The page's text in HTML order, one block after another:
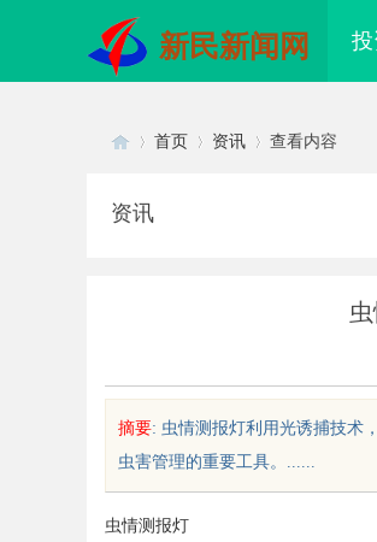
新民新闻网
首页 资讯 查看内容
资讯
摘要: 虫情测报灯利用光诱捕技术
虫害管理的重要工具。......
虫情测报灯
眼镜 上海配眼镜